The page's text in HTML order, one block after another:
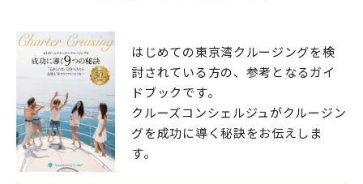
はじめての東京湾クルージングを検
討されている方の、 参考となるガイ
ドブックです。
クルーズコンシェルジュがクルージン
グを成功に導く秘訣をお伝えしま
す。